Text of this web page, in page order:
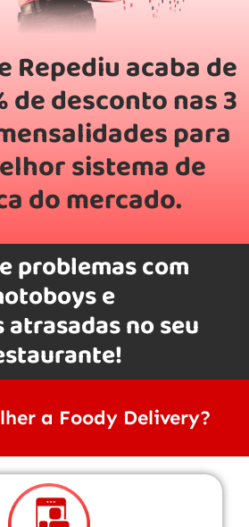
Repediu acaba de
de desconto nas 3
para
sistema de
do mercado.
problemas com
e
no seu
a Foody Delivery?